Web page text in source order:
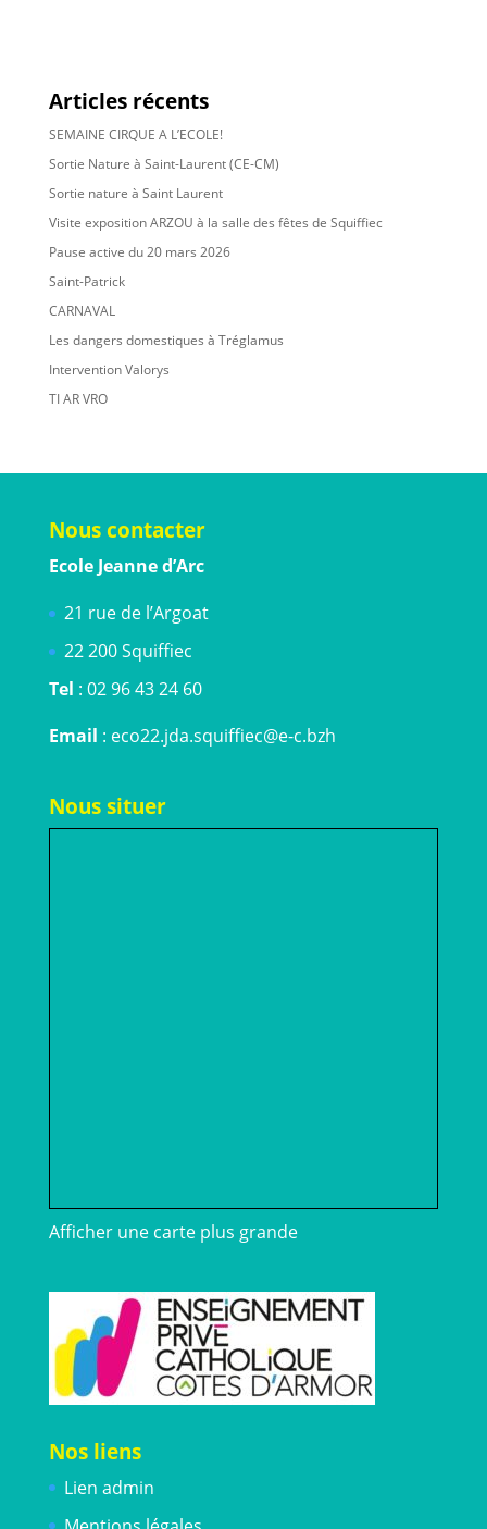
Articles récents
SEMAINE CIRQUE A L’ECOLE!
Sortie Nature à Saint-Laurent (CE-CM)
Sortie nature à Saint Laurent
Visite exposition ARZOU à la salle des fêtes de Squiffiec
Pause active du 20 mars 2026
Saint-Patrick
CARNAVAL
Les dangers domestiques à Tréglamus
Intervention Valorys
TI AR VRO
Nous contacter
Ecole Jeanne d’Arc
21 rue de l’Argoat
22 200 Squiffiec
Tel : 02 96 43 24 60
Email : eco22.jda.squiffiec@e-c.bzh
Nous situer
Afficher une carte plus grande
Nos liens
Lien admin